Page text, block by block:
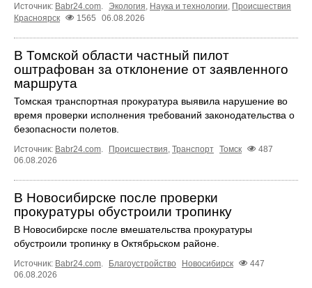
Источник: Babr24.com Экология Наука и технологии Происшествия
Красноярск
1565 06.08.2026
В Томской области частный пилот
оштрафован за отклонение от заявленного
маршрута
Томская транспортная прокуратура выявила нарушение во
время проверки исполнения требований законодательства о
безопасности полетов.
Источник: Babr24.com. Происшествия, Транспорт Томск
487
06.08.2026
В Новосибирске после проверки
прокуратуры обустроили тропинку
В Новосибирске после вмешательства прокуратуры
обустроили тропинку в Октябрьском районе.
Источник: Babr24.com. Благоустройство Новосибирск
447
06.08.2026